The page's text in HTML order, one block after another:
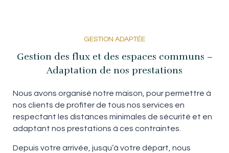
GESTION ADAPTÉE
Gestion des flux et des espaces communs –
Adaptation de nos prestations
Nous avons organisé notre maison, pour permettre à
nos clients de profiter de tous nos services en
respectant les distances minimales de sécurité et en
adaptant nos prestations à ces contraintes.
Depuis votre arrivée, jusqu’à votre départ, nous